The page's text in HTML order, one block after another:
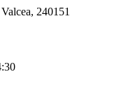
240151